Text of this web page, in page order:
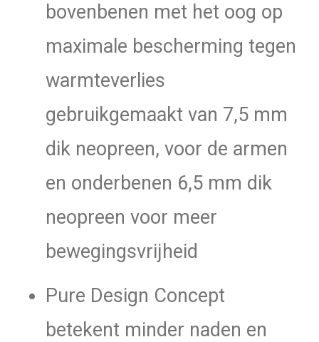
bovenbenen met het oog op
maximale bescherming tegen
warmteverlies
gebruikgemaakt van 7,5 mm
dik neopreen, voor de armen
en onderbenen 6,5 mm dik
neopreen voor meer
bewegingsvrijheid
Pure Design Concept
betekent minder naden en